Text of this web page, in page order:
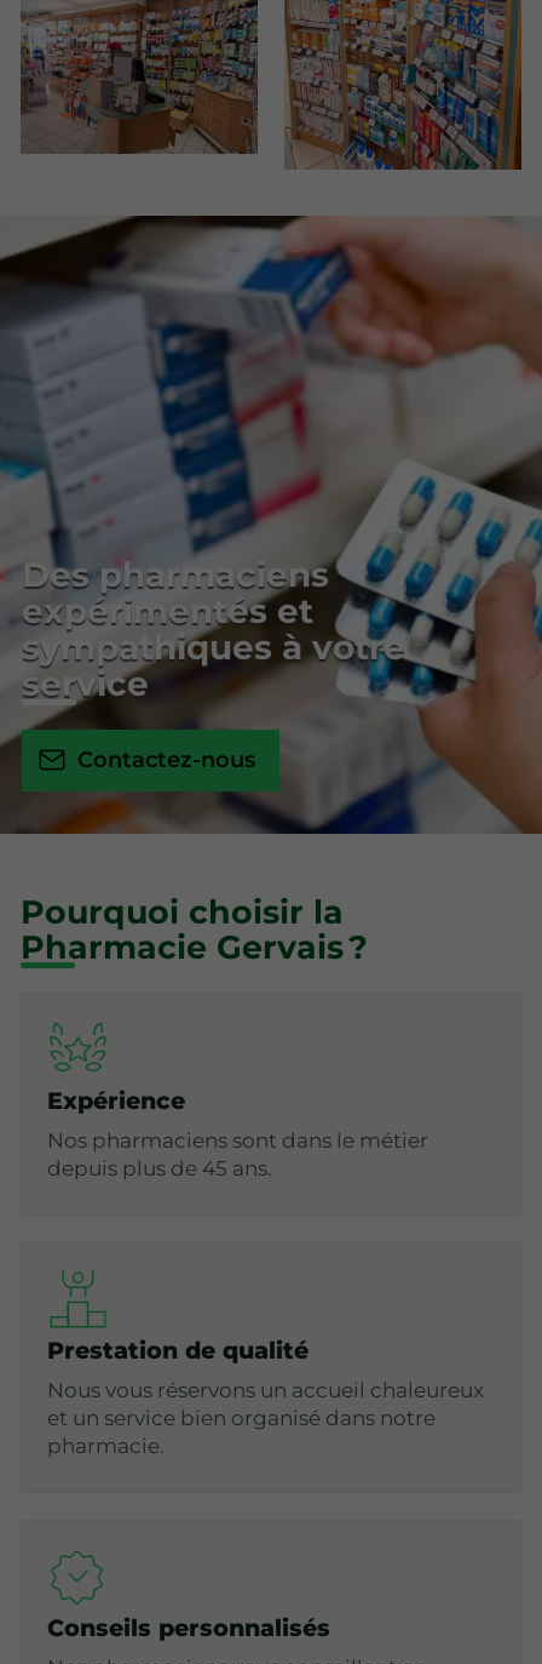
Des pharmaciens
expérimentés et
sympathiques à votre
service
Contactez-nous
Pourquoi choisir la
Pharmacie Gervais ?
Expérience
Nos pharmaciens sont dans le métier
depuis plus de 45 ans.
Prestation de qualité
Nous vous réservons un accueil chaleureux
et un service bien organisé dans notre
pharmacie.
Conseils personnalisés